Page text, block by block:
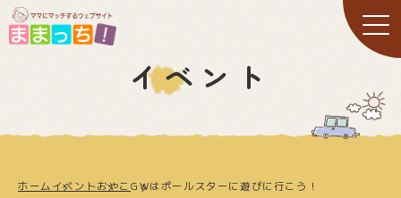
イベント
ホーム イベントおやこGWはポールスターに遊びに行こう！